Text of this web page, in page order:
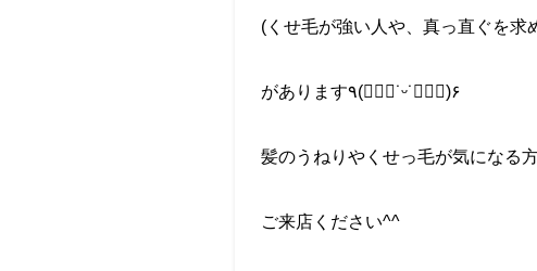
( くせ毛が強い人や、真っ直ぐを
があります٩(๑˙ᵕ˙ ๑)۶
髪のうねりやくせっ毛が気になる
ご来店ください^^